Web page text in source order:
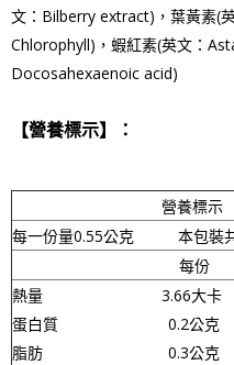
文：Bilberry extract)，葉黃素(
Chlorophyll) ，蝦紅素(英文：
Docosahexaenoic acid)
【營養標示】：
營養標示
每一份量0.55公克
本包裝
每份 每日參
熱量 3.66大
蛋白質 0.2
脂肪
0.3公